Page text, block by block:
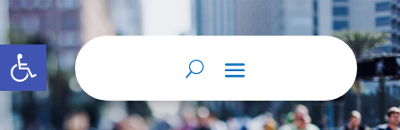
Abrir barra de herramientas